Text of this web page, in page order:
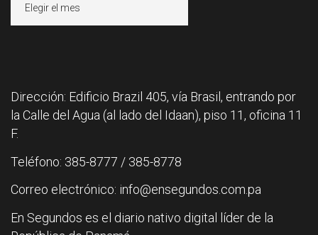
Dirección: Edificio Brazil 405, vía Brasil, entrando por
la Calle del Agua (al lado del Idaan), piso 11, oficina 11
F.
Teléfono: 385-8777 / 385-8778
Correo electrónico: info@ensegundos.com.pa
En Segundos es el diario nativo digital líder de la